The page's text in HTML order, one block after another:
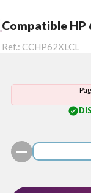
Compatible HP
Ref.: CCHP62XLCL